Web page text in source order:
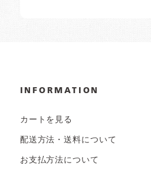
INFORMATION
カートを見る
配送方法・送料について
お支払方法について